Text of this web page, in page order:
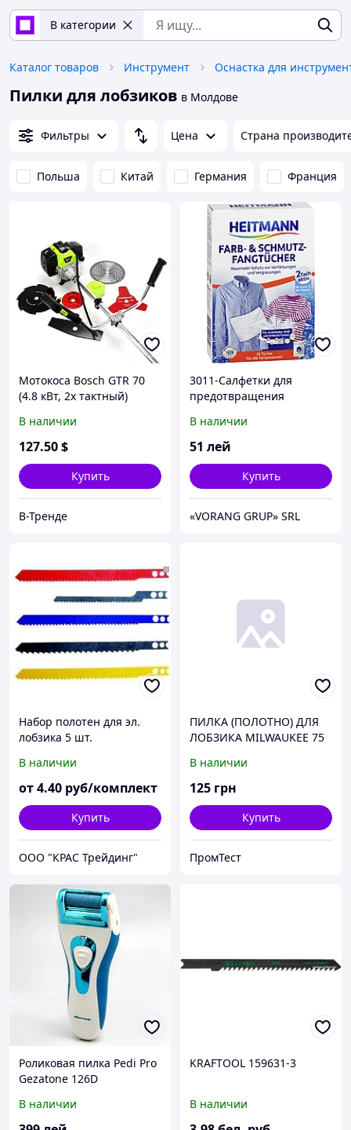
В категории
Каталог товаров Инструмент Оснастка для
Пилки для лобзиков в Молдове
Фильтры Цена Страна
Польша Китай Германия Франция
Мотокоса Bosch GTR 70
(4.8 кВт, 2х тактный)
Бензокоса Бош, кусторез,
триммер
В наличии
127.50$
Купить
В-Тренде
3011-Салфетки для
предотвращения
тканей при машинной
стирке, 20 шт
В наличии
51 лей
Купить
«VORANG GRUP» SRL
Набор полотен для эл.
лобзика 5 шт.
В наличии
от4.40 руб/комплект
Купить
ООО "КРАС Трейдинг"
ПИЛКА (ПОЛОТНО) ДЛЯ
ЛОБЗИКА MILWAUKEE 75
4932274351).
В наличии
125 грн
Купить
ПромТест
Роликовая пилка Pedi Pro
Gezatone 126D
В наличии
KRAFTOOL 159631-3
В наличии